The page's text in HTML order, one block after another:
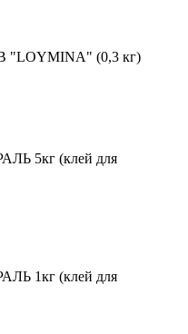
(0,3 кг)
5кг (клей для
1кг (клей для